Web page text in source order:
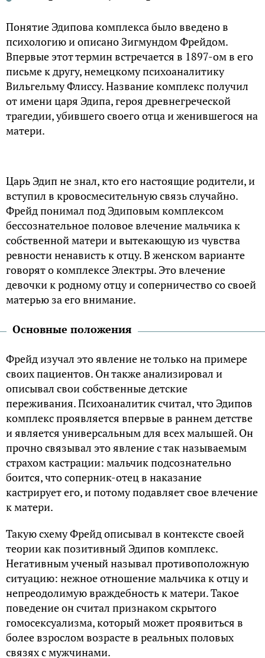
Понятие Эдипова комплекса было введено в
психологию и описано Зигмундом Фрейдом.
Впервые этот термин встречается в 1897-ом в его
письме к другу, немецкому психоаналитику
Вильгельму Флиссу. Название комплекс получил
от имени царя Эдипа, героя древнегреческой
трагедии, убившего своего отца и женившегося на
матери.
Царь Эдип не знал, кто его настоящие родители, и
вступил в кровосмесительную связь случайно.
Фрейд понимал под Эдиповым комплексом
бессознательное половое влечение мальчика к
собственной матери и вытекающую из чувства
ревности ненависть к отцу. В женском варианте
говорят о комплексе Электры. Это влечение
девочки к родному отцу и соперничество со своей
матерью за его внимание.
Основные положения
Фрейд изучал это явление не только на примере
своих пациентов. Он также анализировал и
описывал свои собственные детские
переживания. Психоаналитик считал, что Эдипов
комплекс проявляется впервые в раннем детстве
и является универсальным для всех малышей. Он
прочно связывал это явление с так называемым
страхом кастрации: мальчик подсознательно
боится, что соперник-отец в наказание
кастрирует его, и потому подавляет свое влечение
к матери.
Такую схему Фрейд описывал в контексте своей
теории как позитивный Эдипов комплекс.
Негативным ученый называл противоположную
ситуацию: нежное отношение мальчика к отцу и
непреодолимую враждебность к матери. Такое
поведение он считал признаком скрытого
гoмоceкcуализма, который может проявиться в
более взрослом возрасте в реальных половых
связях с мужчинами.